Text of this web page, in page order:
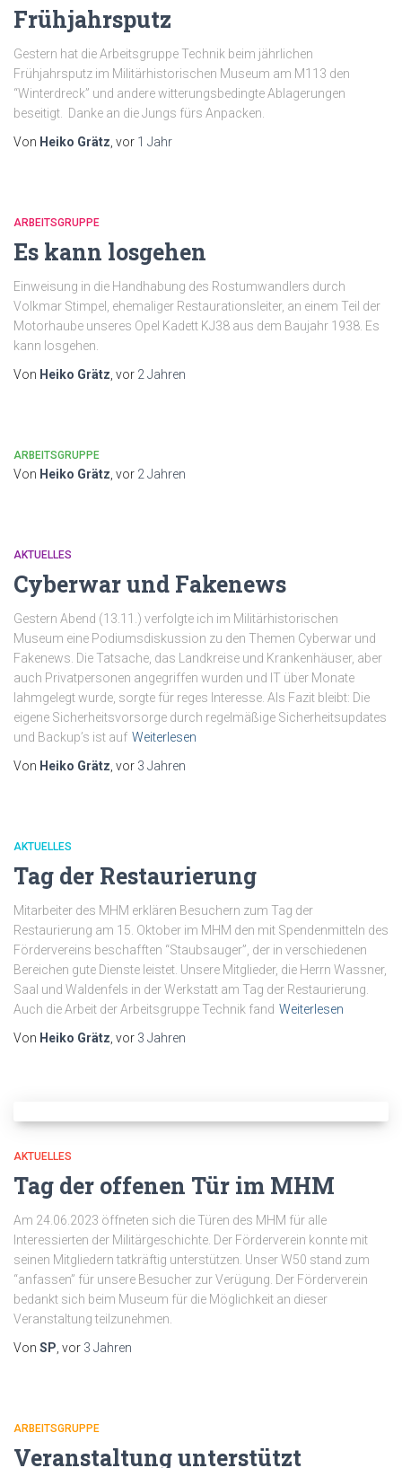
Frühjahrsputz
Gestern hat die Arbeitsgruppe Technik beim jährlichen
Frühjahrsputz im Militärhistorischen Museum am M113 den
“Winterdreck” und andere witterungsbedingte Ablagerungen
beseitigt. Danke an die Jungs fürs Anpacken.
Von Heiko Grätz , vor 1 Jahr
ARBEITSGRUPPE
Es kann losgehen
Einweisung in die Handhabung des Rostumwandlers durch
Volkmar Stimpel, ehemaliger Restaurationsleiter, an einem Teil der
Motorhaube unseres Opel Kadett KJ38 aus dem Baujahr 1938. Es
kann losgehen.
Von Heiko Grätz , vor 2 Jahren
ARBEITSGRUPPE
Von Heiko Grätz , vor 2 Jahren
AKTUELLES
Cyberwar und Fakenews
Gestern Abend (13.11.) verfolgte ich im Militärhistorischen
Museum eine Podiumsdiskussion zu den Themen Cyberwar und
Fakenews. Die Tatsache, das Landkreise und Krankenhäuser, aber
auch Privatpersonen angegriffen wurden und IT über Monate
lahmgelegt wurde, sorgte für reges Interesse. Als Fazit bleibt: Die
eigene Sicherheitsvorsorge durch regelmäßige Sicherheitsupdates
und Backup’s ist auf Weiterlesen
Von Heiko Grätz , vor 3 Jahren
AKTUELLES
Tag der Restaurierung
Mitarbeiter des MHM erklären Besuchern zum Tag der
Restaurierung am 15. Oktober im MHM den mit Spendenmitteln des
Fördervereins beschafften “Staubsauger”, der in verschiedenen
Bereichen gute Dienste leistet. Unsere Mitglieder, die Herrn Wassner,
Saal und Waldenfels in der Werkstatt am Tag der Restaurierung.
Auch die Arbeit der Arbeitsgruppe Technik fand Weiterlesen
Von Heiko Grätz , vor 3 Jahren
AKTUELLES
Tag der offenen Tür im MHM
Am 24.06.2023 öffneten sich die Türen des MHM für alle
Interessierten der Militärgeschichte. Der Förderverein konnte mit
seinen Mitgliedern tatkräftig unterstützen. Unser W50 stand zum
“anfassen” für unsere Besucher zur Verügung. Der Förderverein
bedankt sich beim Museum für die Möglichkeit an dieser
Veranstaltung teilzunehmen.
Von SP , vor 3 Jahren
ARBEITSGRUPPE
Veranstaltung unterstützt